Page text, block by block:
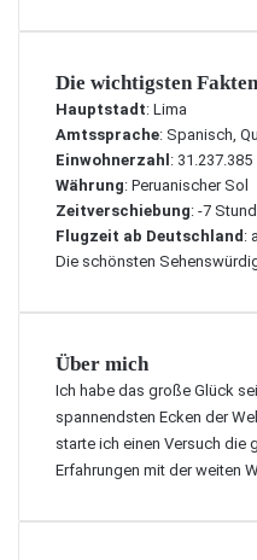
Die wichtigsten
Hauptstadt: Lima
Amtssprache: Spanisch,
Einwohnerzahl : 31.237.385
Währung: Peruanischer Sol
Zeitverschiebung: -7
Flugzeit ab Deutschland :
Die schönsten
Über mich
Ich habe das große Glück
spannendsten Ecken der
starte ich einen Versuch die
Erfahrungen mit der weiten